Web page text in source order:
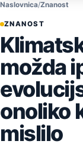
Naslovnica Znanost
ZNANOST
možda
onoliko
mislilo